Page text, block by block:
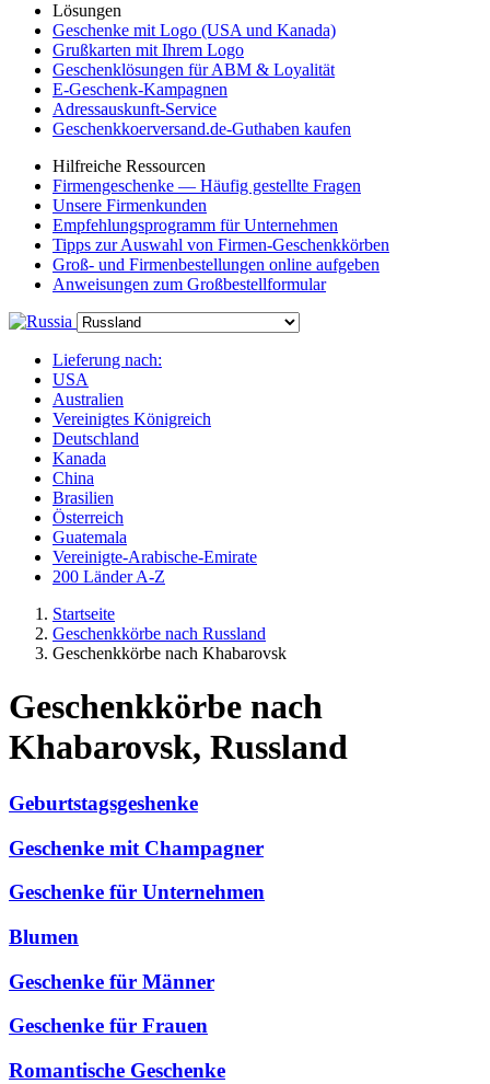
Lösungen
Geschenke mit Logo (USA und Kanada)
Grußkarten mit Ihrem Logo
Geschenklösungen für ABM & Loyalität
E-Geschenk-Kampagnen
Adressauskunft-Service
Geschenkkoerversand.de-Guthaben kaufen
Hilfreiche Ressourcen
Firmengeschenke — Häufig gestellte Fragen
Unsere Firmenkunden
Empfehlungsprogramm für Unternehmen
Tipps zur Auswahl von Firmen-Geschenkkörben
Groß- und Firmenbestellungen online aufgeben
Anweisungen zum Großbestellformular
Lieferung nach:
USA
Australien
Vereinigtes Königreich
Deutschland
Kanada
China
Brasilien
Österreich
Guatemala
Vereinigte-Arabische-Emirate
200 Länder A-Z
Startseite
Geschenkkörbe nach Russland
Geschenkkörbe nach Khabarovsk
Geschenkkörbe nach
Khabarovsk, Russland
Geburtstagsgeshenke
Geschenke mit Champagner
Geschenke für Unternehmen
Blumen
Geschenke für Männer
Geschenke für Frauen
Romantische Geschenke